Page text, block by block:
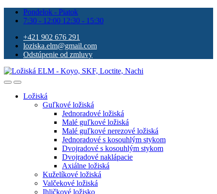
Pondelok - Piatok
7:30 - 12:00 12:30 - 15:30
+421 902 676 291
loziska.elm@gmail.com
Odstúpenie od zmluvy
Ložiská
Guľkové ložiská
Jednoradové ložiská
Malé guľkové ložiská
Malé guľkové nerezové ložiská
Jednoradové s kosouhlým stykom
Dvojradové s kosouhlým stykom
Dvojradové naklápacie
Axiálne ložiská
Kuželíkové ložiská
Valčekové ložiská
Ihličkové ložisko